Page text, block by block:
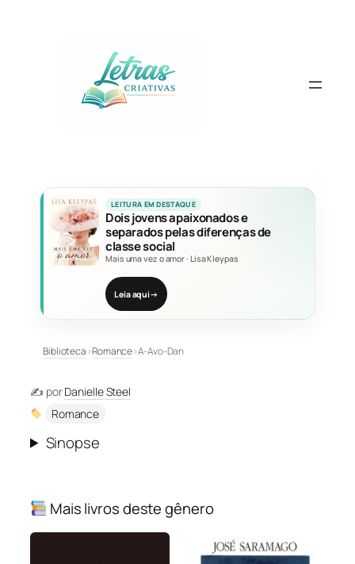
LEITURA EM DESTAQUE
Dois jovens apaixonados e
separados pelas diferenças de
classe social
Mais uma vez o amor· Lisa Kleypas
Leia aqui→
Biblioteca›Romance›A-Avo-Dan
✍️ porDanielle Steel
Romance
Sinopse
Mais livros deste gênero